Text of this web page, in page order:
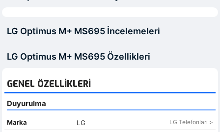
LG Optimus M+ MS695 İncelemeleri
LG Optimus M+ MS695 Özellikleri
GENEL ÖZELLIKLERI
Duyurulma
Marka LG LG Telefonları >